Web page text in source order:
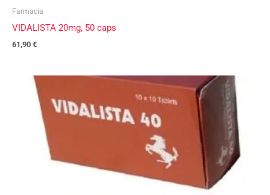
Farmacia
VIDALISTA 20mg, 50 caps
61,90 €